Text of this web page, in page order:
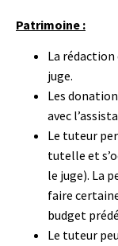
Patrimoine :
La
juge.
Les
avec
Le tuteur
tutelle et
le juge). La
faire
budget
Le tuteur